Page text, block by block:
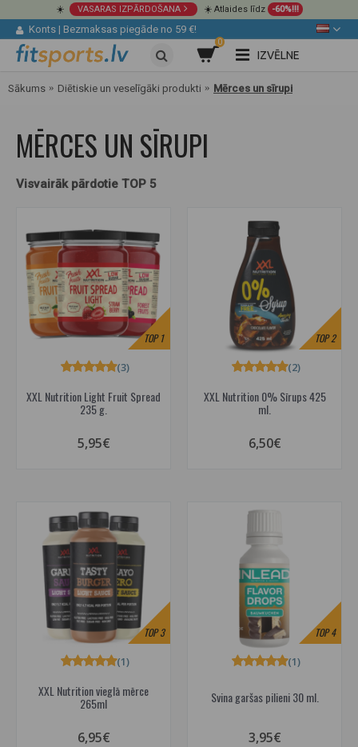
☀️ VASARAS IZPĀRDOŠANA ☀️ Atlaides līdz -60%!!!
Konts | Bezmaksas piegāde no 59 €!
0
IZVĒLNE
Sākums Diētiskie un veselīgāki produkti Mērces un sīrupi
MĒRCES UN SĪRUPI
Visvairāk pārdotie TOP 5
TOP1
XXL Nutrition Light Fruit Spread
235 g.
(3)
5,95€
TOP2
XXL Nutrition 0% Sīrups 425
ml.
(2)
6,50€
TOP3
XXL Nutrition vieglā mērce
265ml
(1)
6,95€
TOP4
Svina garšas pilieni 30 ml.
(1)
3,95€